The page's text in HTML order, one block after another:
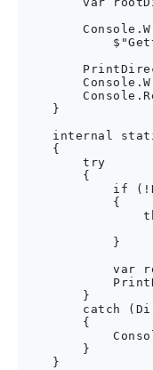
    }
internal
    {
        try
        {
if
            {
            }
var
        }
catch
        {
        }
    }